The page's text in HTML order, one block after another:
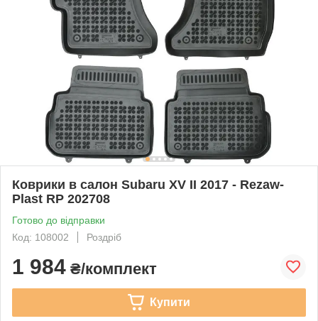
Коврики в салон Subaru XV II 2017 - Rezaw-
Plast RP 202708
Готово до відправки
Код: 108002
Роздріб
1 984 ₴/комплект
Купити